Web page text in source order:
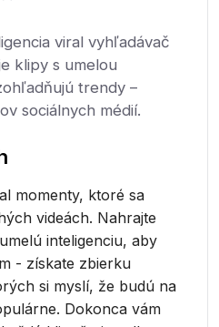
viral vyhľadávač
klipy s umelou
trendy –
sociálnych médií.
momenty, ktoré sa
videách. Nahrajte
inteligenciu, aby
- získate zbierku
si myslí, že budú na
Dokonca vám